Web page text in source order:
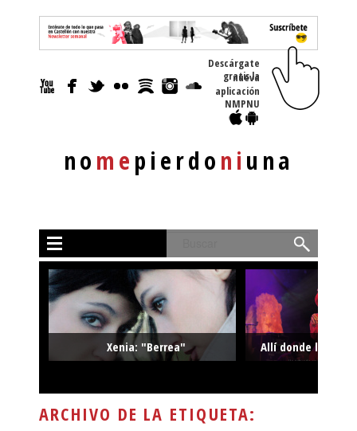
nomepierdoniuna
Descárgate
gratis la nueva
aplicación
NMPNU
Xenia: "Berrea" Allí donde la
ARCHIVO DE LA ETIQUETA: